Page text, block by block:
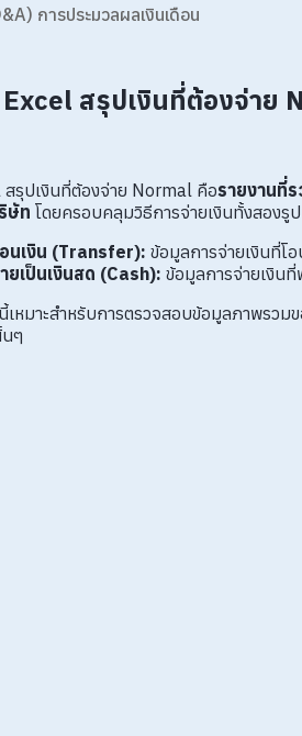
การประมวลผลเงินเดือน
สรุปเงินที่ต้องจ่าย
สรุปเงินที่ต้องจ่าย Normal คือรายงานที่
ษัท โดยครอบคลุมวิธีการจ่ายเงินทั้งสองรู
นเงิน (Transfer): ข้อมูลการจ่ายเงินที่โ
ยเป็นเงินสด (Cash): ข้อมูลการจ่ายเงิน
เหมาะสำหรับการตรวจสอบข้อมูลภาพรวม
ๆ